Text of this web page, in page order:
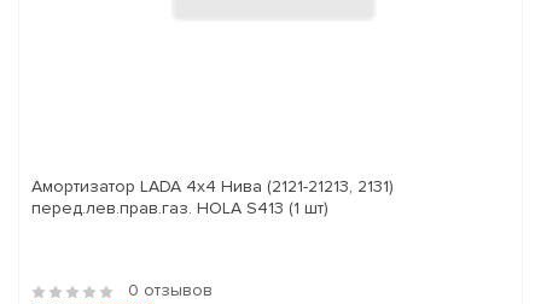
Амортизатор LADA 4x4 Нива (2121-21213, 2131)
перед.лев.прав.газ. HOLA S413 (1 шт)
0 отзывов